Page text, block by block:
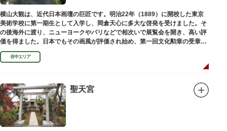
横山大観は、近代日本画壇の巨匠です。明治22年（1889）に開校した東京
美術学校に第一期生として入学し、岡倉天心に多大な啓発を受けました。そ
の後海外に渡り、ニューヨークやパリなどで相次いで展覧会を開き、高い評
価を得ました。日本でもその画風が評価され始め、第一回文化勲章の受章者
となりました。お墓は谷中霊園にあります。
谷中エリア
聖天宮